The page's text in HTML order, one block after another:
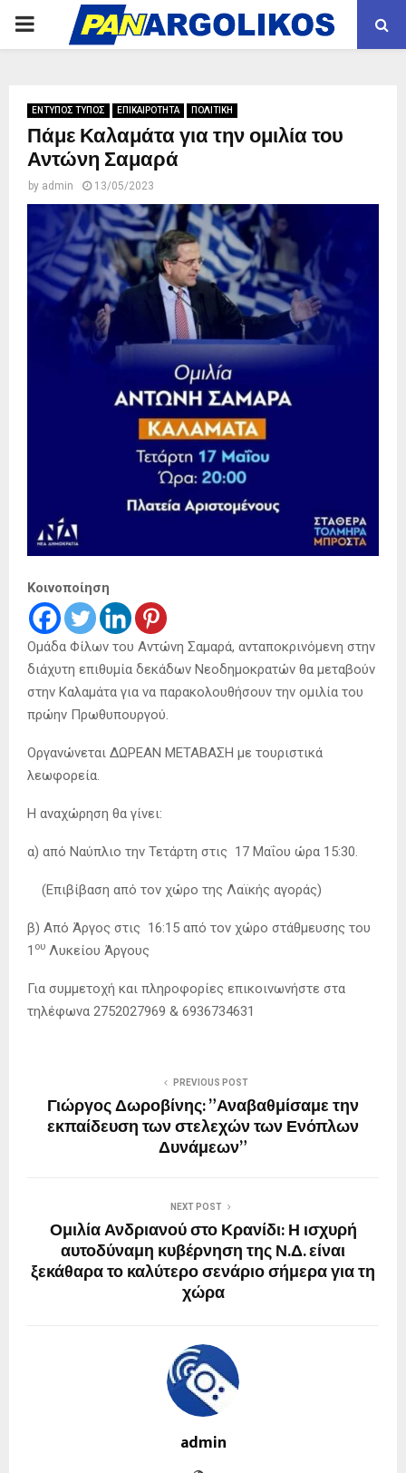
PRIMARY
ΕΝΤΥΠΟΣ ΤΥΠΟΣ ΕΠΙΚΑΙΡΟΤΗΤΑ ΠΟΛΙΤΙΚΗ
Πάμε Καλαμάτα για την ομιλία του
Αντώνη Σαμαρά
by admin 13/05/2023
Κοινοποίηση
Ομάδα Φίλων του Αντώνη Σαμαρά, ανταποκρινόμενη στην
διάχυτη επιθυμία δεκάδων Νεοδημοκρατών θα μεταβούν
στην Καλαμάτα για να παρακολουθήσουν την ομιλία του
πρώην Πρωθυπουργού.
Οργανώνεται ΔΩΡΕΑΝ ΜΕΤΑΒΑΣΗ με τουριστικά
λεωφορεία.
Η αναχώρηση θα γίνει:
α) από Ναύπλιο την Τετάρτη στις 17 Μαΐου ώρα 15:30.
(Επιβίβαση από τον χώρο της Λαϊκής αγοράς)
β) Από Άργος στις 16:15 από τον χώρο στάθμευσης του
1 ου Λυκείου Άργους
Για συμμετοχή και πληροφορίες επικοινωνήστε στα
τηλέφωνα 2752027969 & 6936734631
PREVIOUS POST
Γιώργος Δωροβίνης: ”Αναβαθμίσαμε την
εκπαίδευση των στελεχών των Ενόπλων
Δυνάμεων”
NEXT POST
Ομιλία Ανδριανού στο Κρανίδι: Η ισχυρή
αυτοδύναμη κυβέρνηση της Ν.Δ. είναι
ξεκάθαρα το καλύτερο σενάριο σήμερα για τη
χώρα
admin